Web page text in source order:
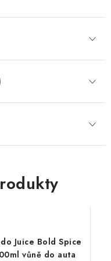
Juice Bold Spice
vůně do auta